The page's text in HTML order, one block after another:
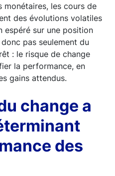
monétaires, les cours de
des évolutions volatiles
espéré sur une position
pas seulement du
: le risque de change
la performance, en
gains attendus.
change a
des